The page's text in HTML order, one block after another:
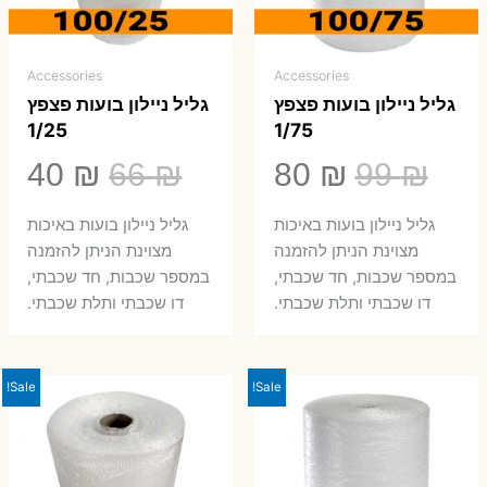
Accessories
גליל ניילון בועות פצפץ
1/75
99₪
המחיר
המקורי
היה:
99 ₪.
80 ₪
הנוכחיגליל ניילון בועות באיכות
מצוינת הניתן להזמנה
במספר שכבות, חד שכבתי,
דו שכבתי ותלת שכבתי.
Accessories
גליל ניילון בועות פצפץ
1/25
66₪
המחיר
המקורי
היה:
66 ₪.
40 ₪
₪.
גליל ניילון בועות באיכות
מצוינת הניתן להזמנה
במספר שכבות, חד שכבתי,
דו שכבתי ותלת שכבתי.
Sale!
Sale!